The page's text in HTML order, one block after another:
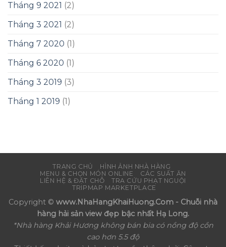
Tháng 9 2021 (2)
Tháng 3 2021 (2)
Tháng 7 2020 (1)
Tháng 6 2020 (1)
Tháng 3 2019 (3)
Tháng 1 2019 (1)
TRANG CHỦ
HÌNH ẢNH NHÀ HÀNG
MENU & CHỌN MÓN ONLINE
CÁC SUẤT ĂN
LIÊN HỆ & ĐẶT CHỖ
TRA CỨU PHẠT NGUỘI
TRIPMAP MARKETPLACE
Copyright © www.NhaHangKhaiHuong.Com - Chuỗi nhà
hàng hải sản view đẹp bậc nhất Hạ Long.
*Nhà hàng Khải Hương không bán bia có nồng độ cồn
cao hơn 5.5 độ